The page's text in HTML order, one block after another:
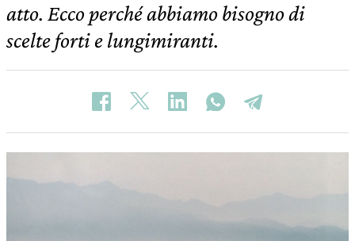
atto. Ecco perché abbiamo bisogno di
scelte forti e lungimiranti.